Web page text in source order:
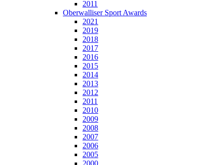
2011
Oberwalliser Sport Awards
2021
2019
2018
2017
2016
2015
2014
2013
2012
2011
2010
2009
2008
2007
2006
2005